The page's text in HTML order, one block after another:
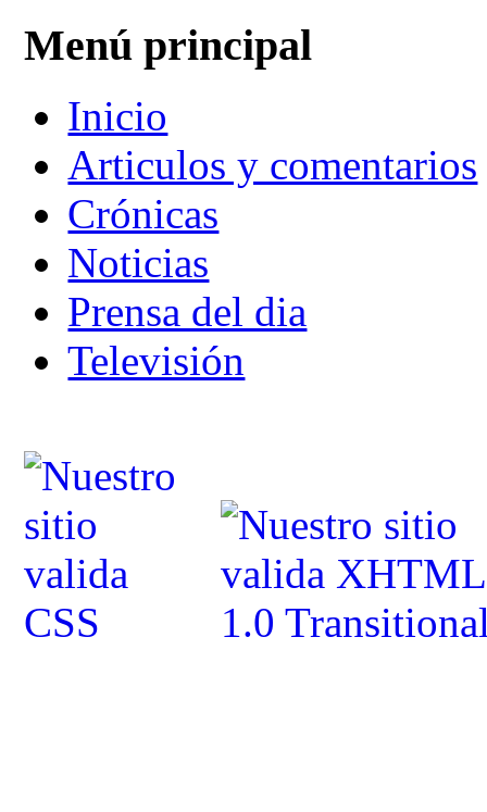
Menú principal
Inicio
Articulos y comentarios
Crónicas
Noticias
Prensa del dia
Televisión